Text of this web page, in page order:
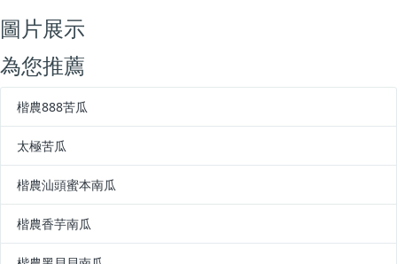
圖片展示
為您推薦
楷農888苦瓜
太極苦瓜
楷農汕頭蜜本南瓜
楷農香芋南瓜